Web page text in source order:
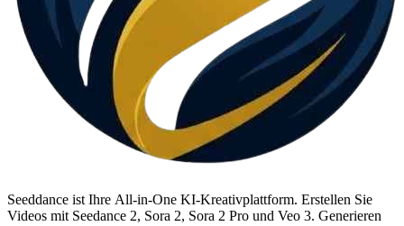
Seeddance ist Ihre All-in-One KI-Kreativplattform. Erstellen Sie
Videos mit Seedance 2, Sora 2, Sora 2 Pro und Veo 3. Generieren